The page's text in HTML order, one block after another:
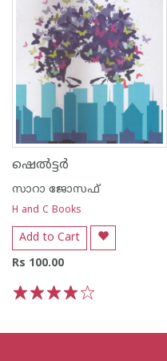
ഷെല്‍ട്ടര്‍
സാറാ ജോസഫ്
H and C Books
Add to Cart
Rs 100.00